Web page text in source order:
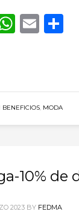
BENEFICIOS, MODA
10% de
2023 BY FEDMA